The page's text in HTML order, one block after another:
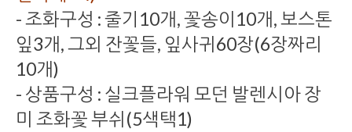
- 조화구성 : 줄기10개, 꽃송이10개, 보스톤
잎3개, 그외 잔꽃들, 잎사귀60장(6장짜리
10개)
- 상품구성 : 실크플라워 모던 발렌시아 장
미 조화꽃 부쉬(5색택1)